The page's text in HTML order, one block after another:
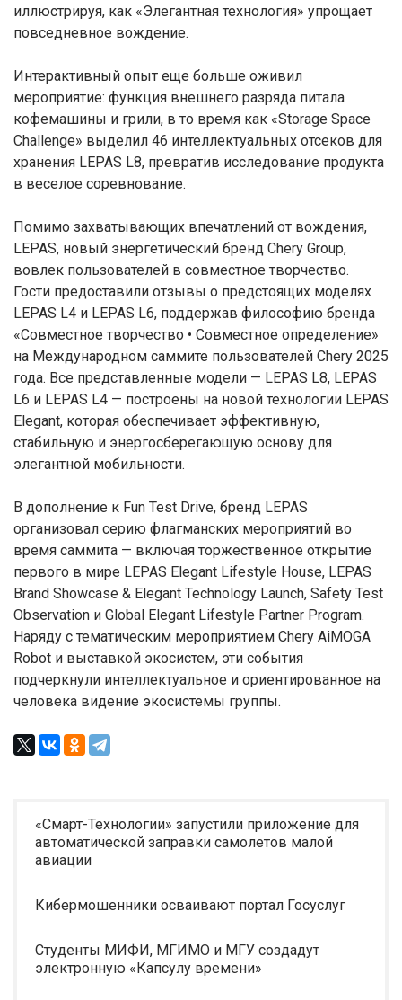
иллюстрируя, как «Элегантная технология» упрощает
повседневное вождение.
Интерактивный опыт еще больше оживил
мероприятие: функция внешнего разряда питала
кофемашины и грили, в то время как «Storage Space
Challenge» выделил 46 интеллектуальных отсеков для
хранения LEPAS L8, превратив исследование продукта
в веселое соревнование.
Помимо захватывающих впечатлений от вождения,
LEPAS, новый энергетический бренд Chery Group,
вовлек пользователей в совместное творчество.
Гости предоставили отзывы о предстоящих моделях
LEPAS L4 и LEPAS L6, поддержав философию бренда
«Совместное творчество • Совместное определение»
на Международном саммите пользователей Chery 2025
года. Все представленные модели — LEPAS L8, LEPAS
L6 и LEPAS L4 — построены на новой технологии LEPAS
Elegant, которая обеспечивает эффективную,
стабильную и энергосберегающую основу для
элегантной мобильности.
В дополнение к Fun Test Drive, бренд LEPAS
организовал серию флагманских мероприятий во
время саммита — включая торжественное открытие
первого в мире LEPAS Elegant Lifestyle House, LEPAS
Brand Showcase & Elegant Technology Launch, Safety Test
Observation и Global Elegant Lifestyle Partner Program.
Наряду с тематическим мероприятием Chery AiMOGA
Robot и выставкой экосистем, эти события
подчеркнули интеллектуальное и ориентированное на
человека видение экосистемы группы.
«Смарт-Технологии» запустили приложение для
автоматической заправки самолетов малой
авиации
Кибермошенники осваивают портал Госуслуг
Студенты МИФИ, МГИМО и МГУ создадут
электронную «Капсулу времени»